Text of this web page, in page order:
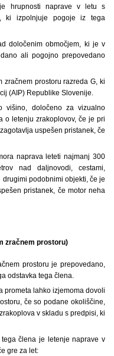
hrupnosti naprave v letu s
ki izpolnjuje pogoje iz tega
določenim območjem, ki je v
ali pogojno prepovedano
prostoru razreda G, ki
(AIP) Republike Slovenije.
višino, določeno za vizualno
o letenju zrakoplovov, če je pri
uspešen pristanek, če
naprava leteti najmanj 300
nad daljnovodi, cestami,
podobnimi objekti, če je
pristanek, če motor neha
zračnem prostoru)
prostoru je prepovedano,
odstavka tega člena.
prometa lahko izjemoma dovoli
če so podane okoliščine,
v skladu s predpisi, ki
člena je letenje naprave v
gre za let: